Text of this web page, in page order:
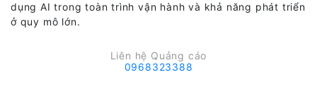
dụng AI trong toàn trình vận hành và khả năng phát triển
ở quy mô lớn.
Liên hệ Quảng cáo
0968323388